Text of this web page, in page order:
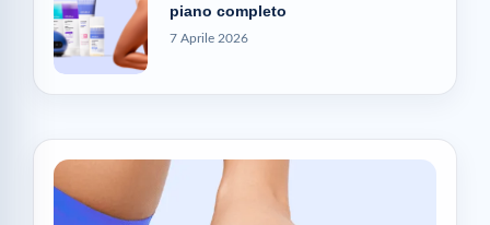
piano completo
7 Aprile 2026